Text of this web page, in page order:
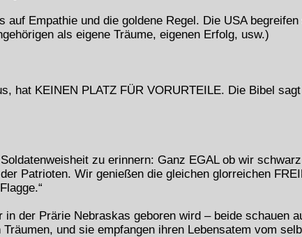
Empathie und die goldene Regel. Die USA
als eigene Träume, eigenen Erfolg, usw.)
hat KEINEN PLATZ FÜR VORURTEILE. Die Bibel
zu erinnern: Ganz EGAL ob wir
Patrioten. Wir genießen die gleichen glorreichen
in der Prärie Nebraskas geboren wird – beide schauen
und sie empfangen ihren Lebensatem vom